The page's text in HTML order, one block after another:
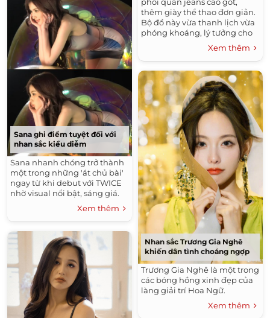
Sana ghi điểm tuyệt đối với
nhan sắc kiều diễm
Sana nhanh chóng trở thành
một trong những 'át chủ bài'
ngay từ khi debut với TWICE
nhờ visual nổi bật, sáng giá.
Xem thêm
thêm giày thể thao đơn giản.
Bộ đồ này vừa thanh lịch vừa
phóng khoáng, lý tưởng cho
những ngày đi lại trong
Xem thêm
Nhan sắc Trương Gia Nghê
khiến dân tình choáng ngợp
Trương Gia Nghê là một trong
các bóng hồng xinh đẹp của
làng giải trí Hoa Ngữ.
Xem thêm